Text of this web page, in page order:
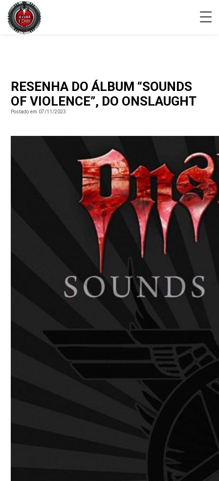
RESENHA DO ÁLBUM “SOUNDS
OF VIOLENCE”, DO ONSLAUGHT
Postado em 07/11/2023